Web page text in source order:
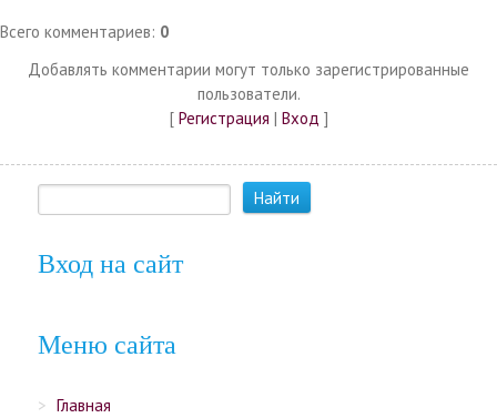
Всего комментариев: 0
Добавлять комментарии могут только зарегистрированные
пользователи.
[ Регистрация | Вход ]
Вход на сайт
Меню сайта
Главная